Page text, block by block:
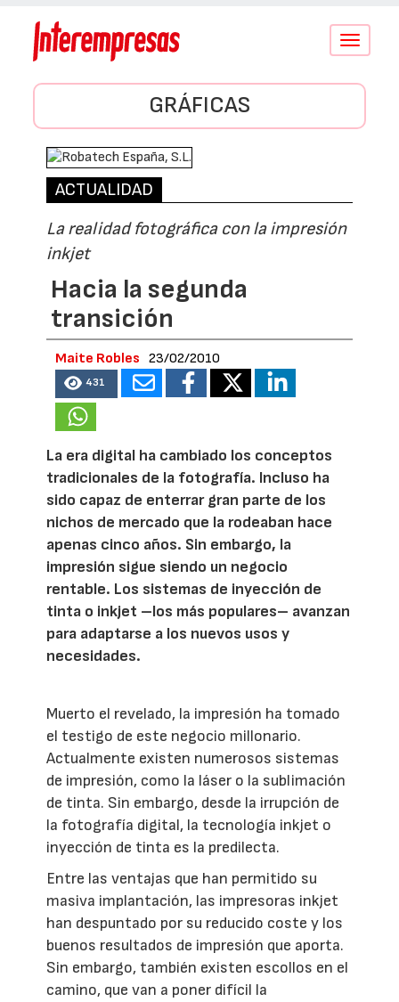
Conmutar
GRÁFICAS
ACTUALIDAD
La realidad fotográfica con la impresión
inkjet
Hacia la segunda
transición
Maite Robles 23/02/2010
431
La era digital ha cambiado los conceptos
tradicionales de la fotografía. Incluso ha
sido capaz de enterrar gran parte de los
nichos de mercado que la rodeaban hace
apenas cinco años. Sin embargo, la
impresión sigue siendo un negocio
rentable. Los sistemas de inyección de
tinta o inkjet –los más populares– avanzan
para adaptarse a los nuevos usos y
necesidades.
Muerto el revelado, la impresión ha tomado
el testigo de este negocio millonario.
Actualmente existen numerosos sistemas
de impresión, como la láser o la sublimación
de tinta. Sin embargo, desde la irrupción de
la fotografía digital, la tecnología inkjet o
inyección de tinta es la predilecta.
Entre las ventajas que han permitido su
masiva implantación, las impresoras inkjet
han despuntado por su reducido coste y los
buenos resultados de impresión que aporta.
Sin embargo, también existen escollos en el
camino, que van a poner difícil la